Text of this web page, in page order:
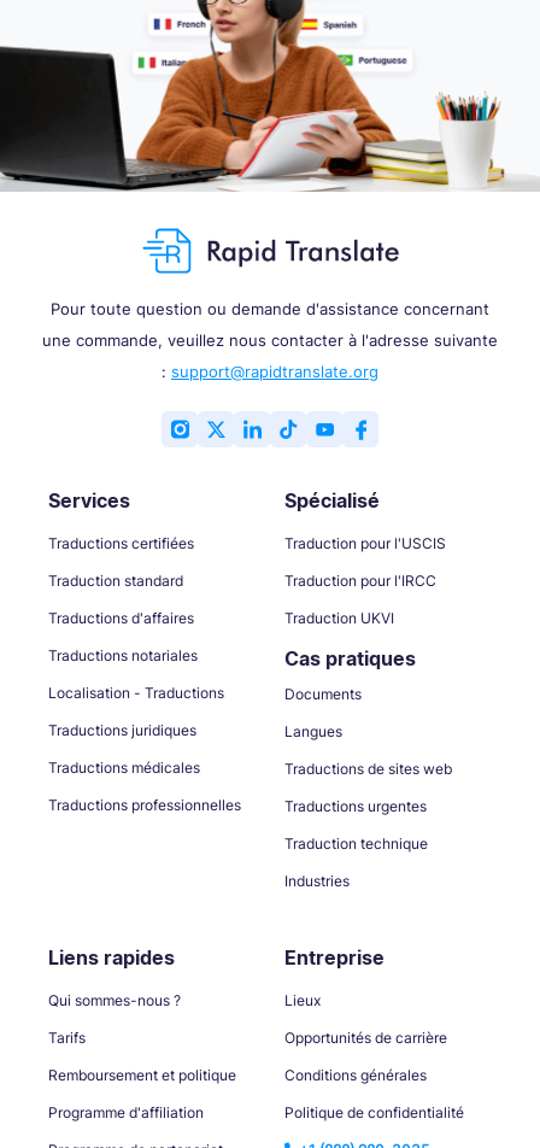
Pour toute question ou demande d'assistance concernant
une commande, veuillez nous contacter à l'adresse suivante
: support@rapidtranslate.org
Services
Traductions certifiées
Traduction standard
Traductions d'affaires
Traductions notariales
Localisation - Traductions
Traductions juridiques
Traductions médicales
Traductions professionnelles
Spécialisé
Traduction pour l'USCIS
Traduction pour l'IRCC
Traduction UKVI
Cas pratiques
Documents
Langues
Traductions de sites web
Traductions urgentes
Traduction technique
Industries
Liens rapides
Qui sommes-nous ?
Tarifs
Remboursement et politique
Programme d'affiliation
Entreprise
Lieux
Opportunités de carrière
Conditions générales
Politique de confidentialité